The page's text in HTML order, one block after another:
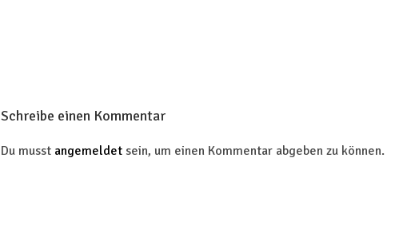
Schreibe einen Kommentar
Du musst angemeldet sein, um einen Kommentar abgeben zu können.